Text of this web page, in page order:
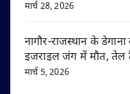
मार्च 28, 2026
नागौर-राजस्थान के
इजराइल जंग में मौत, तेल
मार्च 5, 2026